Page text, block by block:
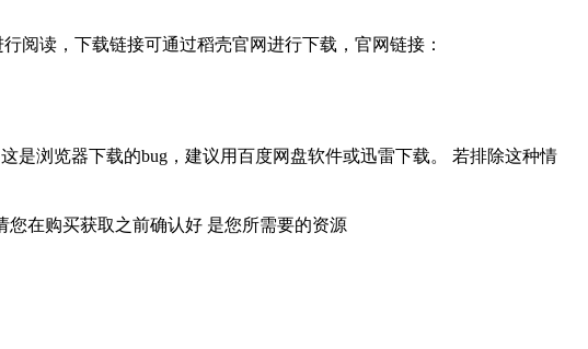
阅读，下载链接可通过稻壳官网进行下载，官网链接：
是浏览器下载的bug，建议用百度网盘软件或迅雷下载。 若排除这种情
在购买获取之前确认好 是您所需要的资源